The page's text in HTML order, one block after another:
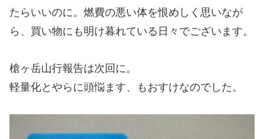
たらいいのに。燃費の悪い体を恨めしく思いなが
ら、買い物にも明け暮れている日々でございます。
槍ヶ岳山行報告は次回に。
軽量化とやらに頭悩ます、もおすけなのでした。